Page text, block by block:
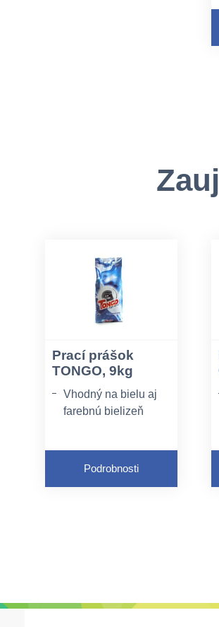
Prací prášok
TONGO, 9kg
Vhodný na bielu aj
farebnú bielizeň
druhy škvŕn
Dokonale prevonia
bielizeň
Podrobnosti